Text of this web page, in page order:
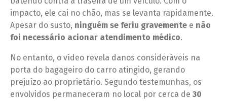
impacto, ele cai no chão, mas se levanta rapidamente.
Apesar do susto, ninguém se feriu gravemente e não
foi necessário acionar atendimento médico.
No entanto, o vídeo revela danos consideráveis na
porta do bagageiro do carro atingido, gerando
prejuízo ao proprietário. Segundo testemunhas, os
envolvidos permaneceram no local por cerca de 30